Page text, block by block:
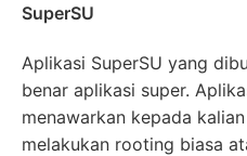
SuperSU
Aplikasi SuperSU yang
benar aplikasi super.
menawarkan kepada
melakukan rooting biasa